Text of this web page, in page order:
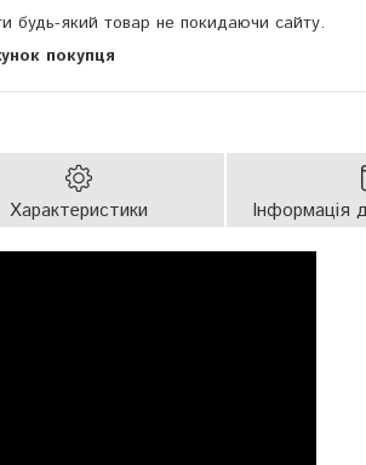
будь-який товар не покидаючи сайту.
покупця
Характеристики Інформація